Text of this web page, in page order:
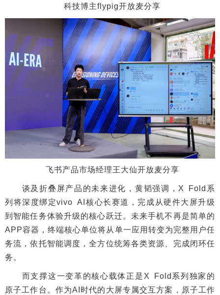
科技博主flypig开放麦分享
飞书产品市场经理王大仙开放麦分享
谈及折叠屏产品的未来进化，黄韬强调，X Fold系
列将深度绑定vivo AI核心长赛道，完成从硬件大屏升级
到智能任务体验升级的核心跃迁。未来手机不再是简单的
APP容器，终端核心单位将从单一应用转变为完整用户任
务流，依托智能调度，全方位统筹各类资源、完成闭环任
务。
而支撑这一变革的核心载体正是X Fold系列独家的
原子工作台。作为AI时代的大屏专属交互方案，原子工作